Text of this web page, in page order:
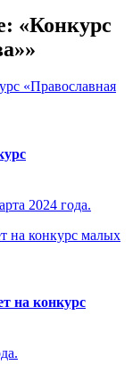
«Конкурс
2024 года.
на конкурс